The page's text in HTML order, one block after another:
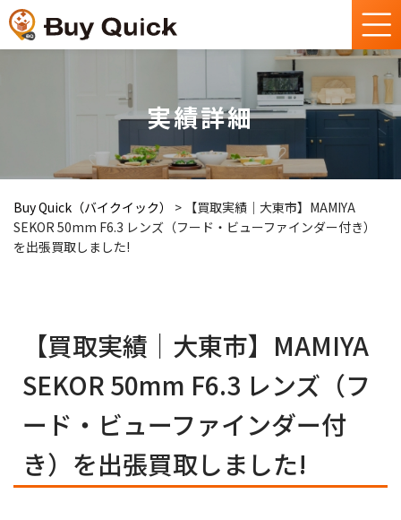
実績詳細
Buy Quick（バイクイック） > 【買取実績｜大東市】MAMIYA
SEKOR 50mm F6.3 レンズ（フード・ビューファインダー付き）
を出張買取しました!
【買取実績｜大東市】MAMIYA
SEKOR 50mm F6.3 レンズ（フ
ード・ビューファインダー付
き）を出張買取しました!